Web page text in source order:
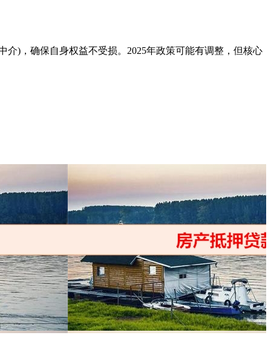
)，确保自身权益不受损。2025年政策可能有调整，但核心